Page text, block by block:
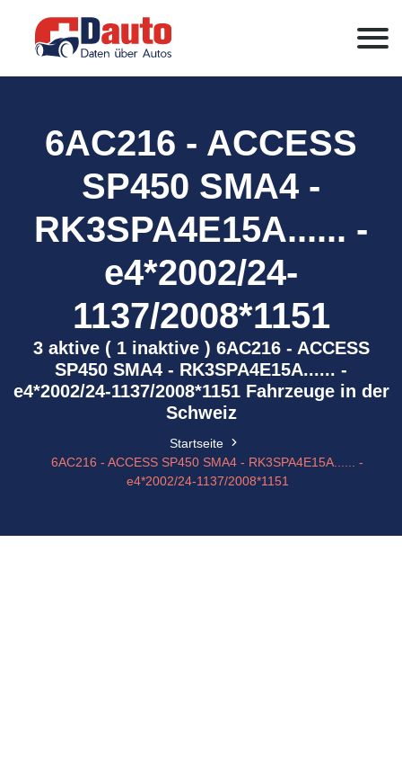
6AC216 - ACCESS
SP450 SMA4 -
RK3SPA4E15A...... -
e4*2002/24-
1137/2008*1151
3 aktive ( 1 inaktive ) 6AC216 - ACCESS
SP450 SMA4 - RK3SPA4E15A...... -
e4*2002/24-1137/2008*1151 Fahrzeuge in der
Schweiz
Startseite
6AC216 - ACCESS SP450 SMA4 - RK3SPA4E15A...... -
e4*2002/24-1137/2008*1151